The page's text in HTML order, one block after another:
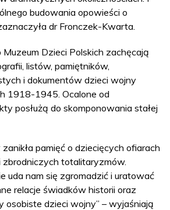
budowania opowieści o
dr Fronczek-Kwarta.
Muzeum Dzieci Polskich zachęcają
listów, pamiętników,
i dokumentów dzieci wojny
1918-1945. Ocalone od
posłużą do skomponowania stałej
zanikła pamięć o dziecięcych ofiarach
totalitaryzmów.
uda nam się zgromadzić i uratować
relacje świadków historii oraz
osobiste dzieci wojny” – wyjaśniają